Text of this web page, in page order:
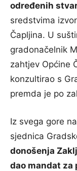
određenih
sredstvima
Čapljina. U
gradonačelnik
zahtjev Općine
konzultirao s
premda je po
Iz svega gore
sjednica
donošenja
dao mandat za